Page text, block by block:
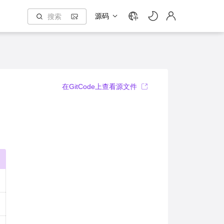
源码 中
在GitCode上查看源文件